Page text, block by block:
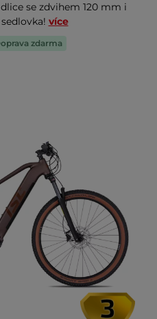
se zdvihem 120 mm i
více
zdarma